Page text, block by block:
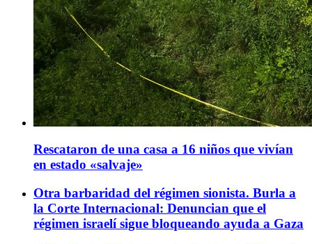
Rescataron de una casa a 16 niños que vivían
en estado «salvaje»
Otra barbaridad del régimen sionista. Burla a
la Corte Internacional: Denuncian que el
régimen israelí sigue bloqueando ayuda a Gaza